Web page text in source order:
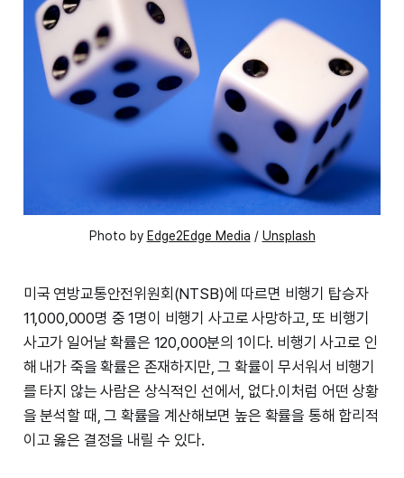
Photo by Edge2Edge Media / Unsplash
미국 연방교통안전위원회(NTSB)에 따르면 비행기 탑승자
11,000,000명 중 1명이 비행기 사고로 사망하고, 또 비행기
사고가 일어날 확률은 120,000분의 1이다. 비행기 사고로 인
해 내가 죽을 확률은 존재하지만, 그 확률이 무서워서 비행기
를 타지 않는 사람은 상식적인 선에서, 없다.이처럼 어떤 상황
을 분석할 때, 그 확률을 계산해보면 높은 확률을 통해 합리적
이고 옳은 결정을 내릴 수 있다.